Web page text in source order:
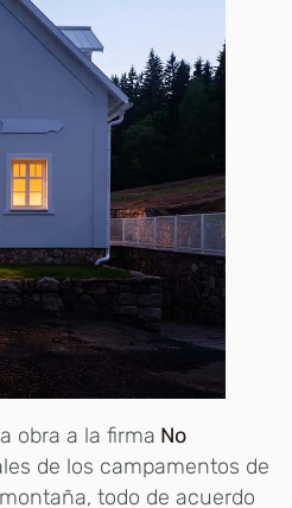
obra a la firma No
de los campamentos de
todo de acuerdo